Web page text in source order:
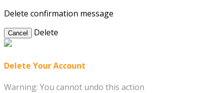
Delete confirmation message
Cancel Delete
Delete Your Account
Warning: You cannot undo this action